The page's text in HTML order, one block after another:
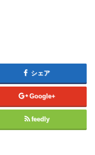
シェア
Google+
feedly